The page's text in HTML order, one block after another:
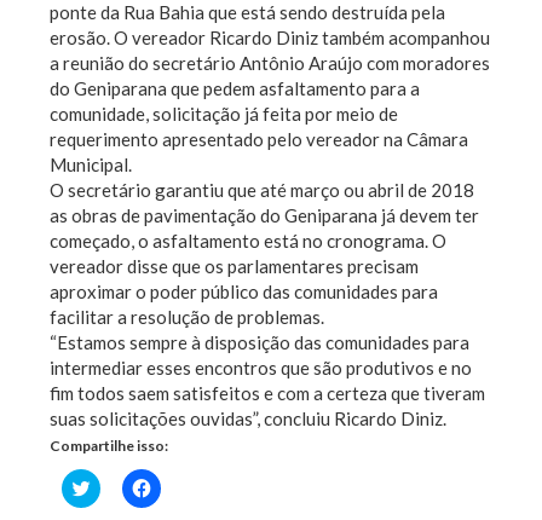
ponte da Rua Bahia que está sendo destruída pela
erosão. O vereador Ricardo Diniz também acompanhou
a reunião do secretário Antônio Araújo com moradores
do Geniparana que pedem asfaltamento para a
comunidade, solicitação já feita por meio de
requerimento apresentado pelo vereador na Câmara
Municipal.
O secretário garantiu que até março ou abril de 2018
as obras de pavimentação do Geniparana já devem ter
começado, o asfaltamento está no cronograma. O
vereador disse que os parlamentares precisam
aproximar o poder público das comunidades para
facilitar a resolução de problemas.
“Estamos sempre à disposição das comunidades para
intermediar esses encontros que são produtivos e no
fim todos saem satisfeitos e com a certeza que tiveram
suas solicitações ouvidas”, concluiu Ricardo Diniz.
Compartilhe isso:
Clique
para
Clique
para